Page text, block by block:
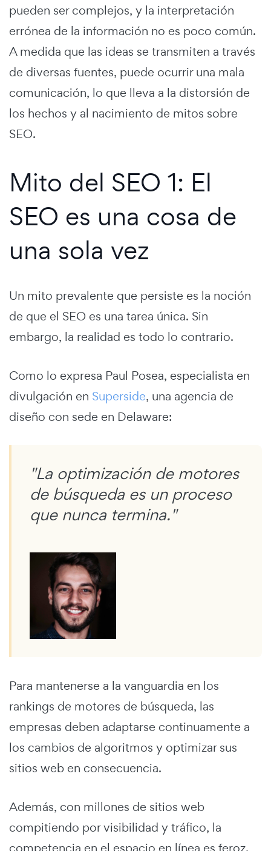
pueden ser complejos, y la interpretación
errónea de la información no es poco común.
A medida que las ideas se transmiten a través
de diversas fuentes, puede ocurrir una mala
comunicación, lo que lleva a la distorsión de
los hechos y al nacimiento de mitos sobre
SEO.
Mito del SEO 1: El
SEO es una cosa de
una sola vez
Un mito prevalente que persiste es la noción
de que el SEO es una tarea única. Sin
embargo, la realidad es todo lo contrario.
Como lo expresa Paul Posea, especialista en
divulgación en Superside, una agencia de
diseño con sede en Delaware:
"La optimización de motores
de búsqueda es un proceso
que nunca termina."
Para mantenerse a la vanguardia en los
rankings de motores de búsqueda, las
empresas deben adaptarse continuamente a
los cambios de algoritmos y optimizar sus
sitios web en consecuencia.
Además, con millones de sitios web
compitiendo por visibilidad y tráfico, la